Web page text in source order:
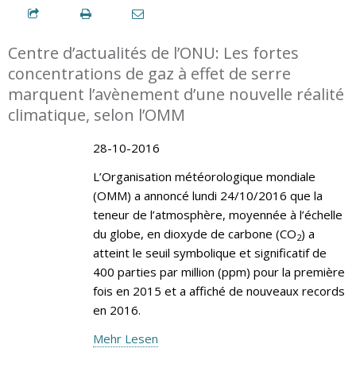
Centre d’actualités de l’ONU: Les fortes
concentrations de gaz à effet de serre
marquent l’avènement d’une nouvelle réalité
climatique, selon l’OMM
28-10-2016
L’Organisation météorologique mondiale
(OMM) a annoncé lundi 24/10/2016 que la
teneur de l’atmosphère, moyennée à l’échelle
du globe, en dioxyde de carbone (CO2) a
atteint le seuil symbolique et significatif de
400 parties par million (ppm) pour la première
fois en 2015 et a affiché de nouveaux records
en 2016.
Mehr Lesen